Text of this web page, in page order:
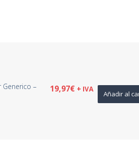
Generico –
19,97€ + IVA
Añadir al